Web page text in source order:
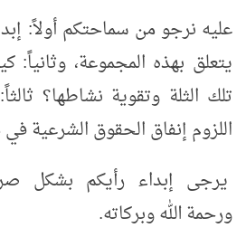
عليه نرجو من سماحتكم أولاً:
يتعلق بهذه المجموعة،
تلك الثلة وتقوية نشاطها؟
اللزوم إنفاق الحقوق الشرعية
يرجى إبداء رأيكم بشكل
ورحمة الله وبركاته.